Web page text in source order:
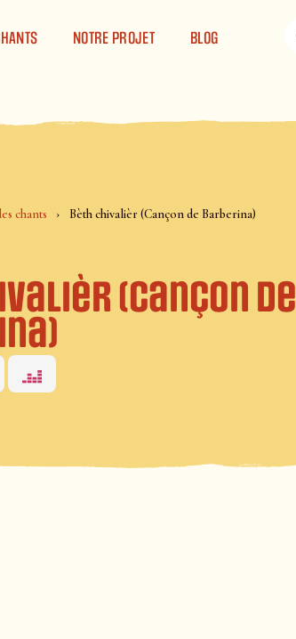
NOTRE PROJET BLOG
chants Bèth chivalièr (Cançon de Barberina)
(Cançon de